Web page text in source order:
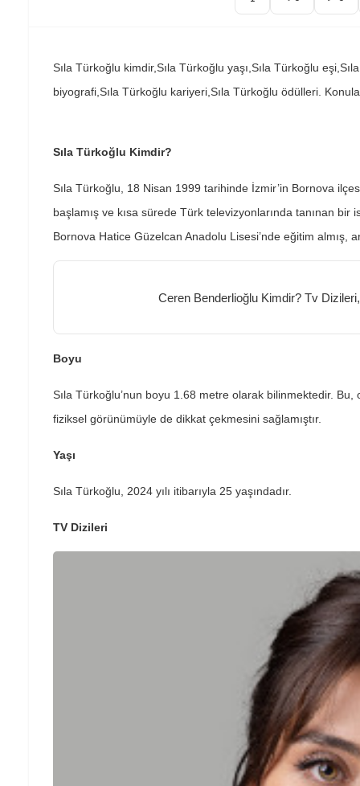
Sıla Türkoğlu kimdir,Sıla Türkoğlu yaşı,Sıla Türkoğlu
biyografi,Sıla Türkoğlu kariyeri,Sıla Türkoğlu ödülleri.
Sıla Türkoğlu Kimdir?
Sıla Türkoğlu, 18 Nisan 1999 tarihinde İzmir’in Bornova
başlamış ve kısa sürede Türk televizyonlarında tanınan
Bornova Hatice Güzelcan Anadolu Lisesi’nde eğitim almış,
Ceren Benderlioğlu Kimdir? Tv
Boyu
Sıla Türkoğlu’nun boyu 1.68 metre olarak bilinmektedir.
fiziksel görünümüyle de dikkat çekmesini sağlamıştır.
Yaşı
Sıla Türkoğlu, 2024 yılı itibarıyla 25 yaşındadır.
TV Dizileri